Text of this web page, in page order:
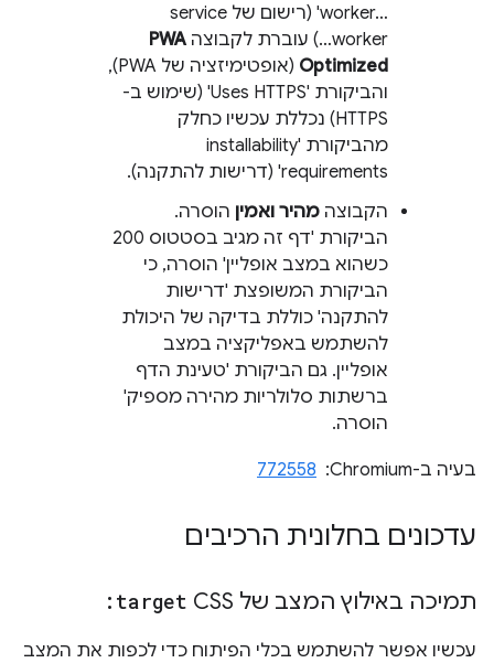
worker…‎' (רישום של service
worker…) עוברת לקבוצה
PWA
Optimized
(אופטימיזציה של PWA),
והביקורת 'Uses HTTPS' (שימוש ב-
HTTPS) נכללת עכשיו כחלק
מהביקורת 'installability
requirements' (דרישות להתקנה).
הקבוצה מהיר ואמין הוסרה.
הביקורת 'דף זה מגיב בסטטוס 200
כשהוא במצב אופליין' הוסרה, כי
הביקורת המשופצת 'דרישות
להתקנה' כוללת בדיקה של היכולת
להשתמש באפליקציה במצב
אופליין. גם הביקורת 'טעינת הדף
ברשתות סלולריות מהירה מספיק'
הוסרה.
בעיה ב-Chromium: ‏ 772558
עדכונים בחלונית הרכיבים
תמיכה באילוץ המצב של CSS :target
עכשיו אפשר להשתמש בכלי הפיתוח כדי לכפות את המצב